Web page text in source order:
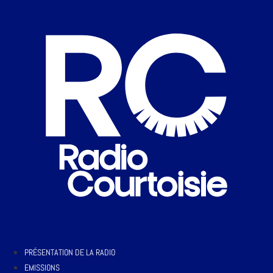
PRÉSENTATION DE LA RADIO
EMISSIONS